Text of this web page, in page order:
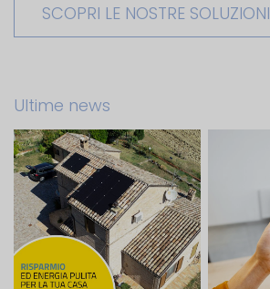
SCOPRI LE NOSTRE SOLUZIONI
Ultime news